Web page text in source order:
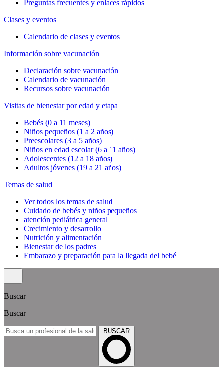
Preguntas frecuentes y enlaces rápidos
Clases y eventos
Calendario de clases y eventos
Información sobre vacunación
Declaración sobre vacunación
Calendario de vacunación
Recursos sobre vacunación
Visitas de bienestar por edad y etapa
Bebés (0 a 11 meses)
Niños pequeños (1 a 2 años)
Preescolares (3 a 5 años)
Niños en edad escolar (6 a 11 años)
Adolescentes (12 a 18 años)
Adultos jóvenes (19 a 21 años)
Temas de salud
Ver todos los temas de salud
Cuidado de bebés y niños pequeños
atención pediátrica general
Crecimiento y desarrollo
Nutrición y alimentación
Bienestar de los padres
Embarazo y preparación para la llegada del bebé
Buscar
Buscar
BUSCAR